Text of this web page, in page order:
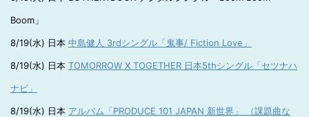
Boom」
8/19(水) 日本 中島健人 3rdシングル「鬼事/ Fiction Love」
8/19(水) 日本 TOMORROW X TOGETHER 日本5thシングル「セツナハ
ナビ」
8/19(水) 日本 アルバム「PRODUCE 101 JAPAN 新世界」 （課題曲な